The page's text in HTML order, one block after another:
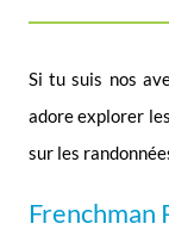
Si tu suis nos
adore explorer
sur les
Frenchman